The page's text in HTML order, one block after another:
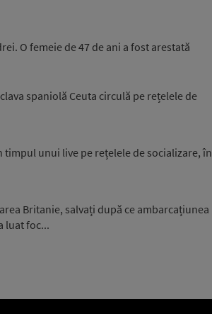
O femeie de 47 de ani a fost arestată
spaniolă Ceuta circulă pe rețelele de
unui live pe rețelele de socializare, în
Britanie, salvați după ce ambarcațiunea
luat foc...